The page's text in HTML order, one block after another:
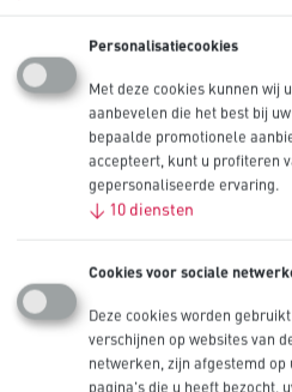
Achternaam*
Bedrijfsnaam *
Telefoonnummer
Hoeveelheid
Munteenheid
Personalisatiecookies
Met deze cookies kunnen wij
aanbevelen die het best bij
bepaalde promotionele
accepteert, kunt u profiteren
gepersonaliseerde ervaring.
↓ 10 diensten
Cookies voor sociale
Deze cookies worden
verschijnen op websites van
netwerken, zijn afgestemd op
pagina's die u heeft bezocht,